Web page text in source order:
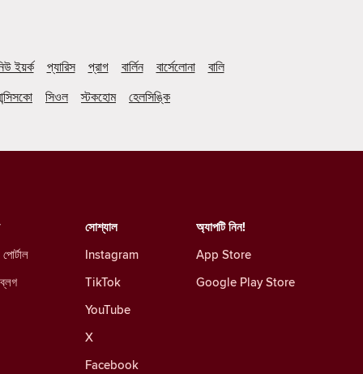
ইয়র্ক প্যারিস প্রাগ বার্লিন বার্সেলোনা
বালি
সিওল স্টকহোম হেলসিঙ্কি
সোশ্যাল
Instagram
TikTok
YouTube
X
Facebook
অ্যাপটি নিন!
App Store
Google Play Store